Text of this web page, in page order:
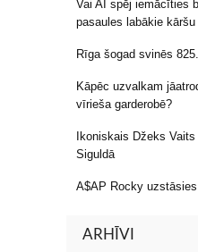
Vai AI spēj iemācīties
pasaules labākie
Rīga šogad svinēs
Kāpēc uzvalkam
vīrieša garderobē?
Ikoniskais Džeks
Siguldā
A$AP Rocky
ARHĪVI